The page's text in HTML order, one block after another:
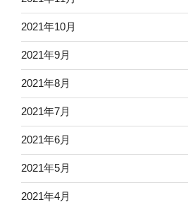
2021年10月
2021年9月
2021年8月
2021年7月
2021年6月
2021年5月
2021年4月